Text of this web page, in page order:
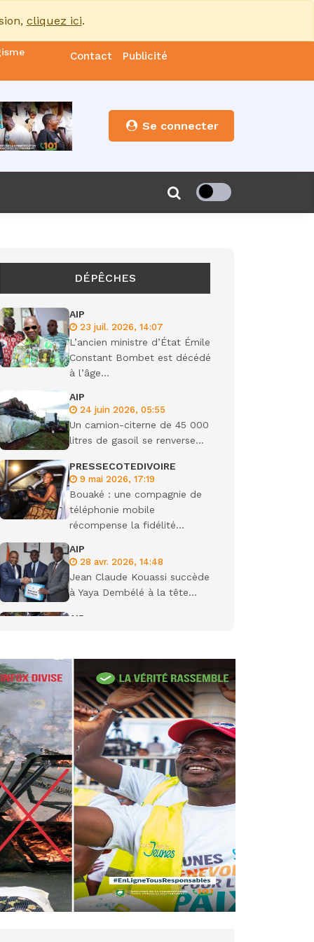
cliquez ici.
Contact Publicité
Se connecter
DÉPÊCHES
AIP
23 juil. 2026, 14:07
L’ancien ministre d’État Émile
Constant Bombet est décédé
à l’âge...
AIP
24 juin 2026, 05:55
Un camion-citerne de 45 000
litres de gasoil se renverse...
PRESSECOTEDIVOIRE
9 mai 2026, 17:19
Bouaké : une compagnie de
téléphonie mobile
récompense la fidélité...
AIP
28 avr. 2026, 14:48
Jean Claude Kouassi succède
à Yaya Dembélé à la tête...
AIP
Sadio Camara tué lors
d’attaques...
AIP
22 avr. 2026, 16:41
Des bureaux ravagés dans un
incendie survenu à la mairie...
AIP
10 avr. 2026, 09:48
Nommé Médiateur de la
République, Gaoussou Touré
prend officiellement fonction
AIP
13 mars 2026, 10:43
Nécrologie : décès de
Guillaume Houphouët-Boigny,
fils du Père fondateur...